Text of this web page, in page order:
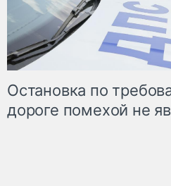
Остановка по
дороге помехой не